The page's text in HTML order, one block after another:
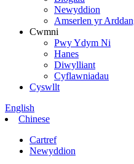
Newyddion
Amserlen yr
Cwmni
Pwy Ydym Ni
Hanes
Diwylliant
Cyflawniadau
Cyswllt
English
Chinese
Cartref
Newyddion